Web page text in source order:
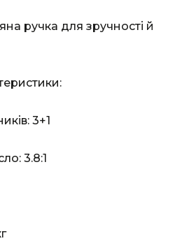
ручка для зручності й
3+1
3.8:1